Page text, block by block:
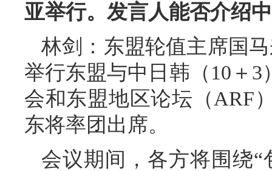
亚举行。发言人能否介绍
林剑：东盟轮值主席国
举行东盟与中日韩（10＋
会和东盟地区论坛（ARF
东将率团出席。
会议期间，各方将围绕